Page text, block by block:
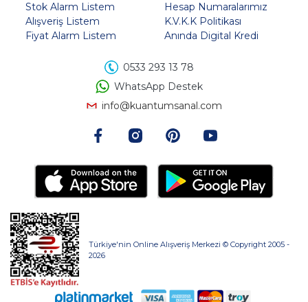
Stok Alarm Listem
Alışveriş Listem
Fiyat Alarm Listem
Hesap Numaralarımız
K.V.K.K Politikası
Anında Digital Kredi
0533 293 13 78
WhatsApp Destek
info@kuantumsanal.com
Türkiye'nin Online Alışveriş Merkezi © Copyright 2005 -
2026